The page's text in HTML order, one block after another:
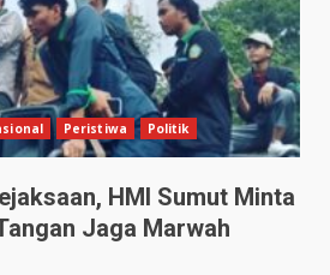
Peristiwa Politik
HMI Sumut Minta
Jaga Marwah